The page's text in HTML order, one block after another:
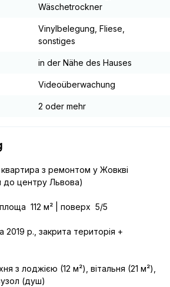
Wäschetrockner
Vinylbelegung, Fliese,
sonstiges
in der Nähe des Hauses
Videoüberwachung
2 oder mehr
з ремонтом у Жовкві
з лоджією (12 м²), вітальня (21 м²),
(душ)